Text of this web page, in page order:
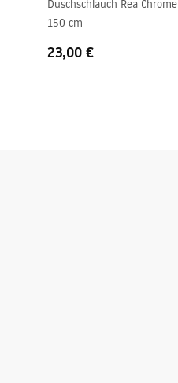
Duschschlauch Rea Chrome
150 cm
23,00 €